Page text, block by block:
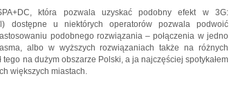
która pozwala uzyskać podobny efekt w 3G:
dostępne u niektórych operatorów pozwala podwoić
podobnego rozwiązania – połączenia w jedno
albo w wyższych rozwiązaniach także na różnych
na dużym obszarze Polski, a ja najczęściej spotykałem
większych miastach.